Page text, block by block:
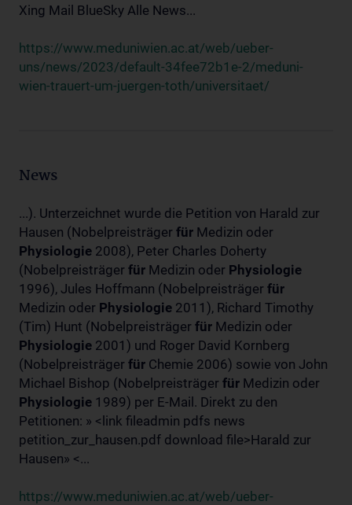
Xing Mail BlueSky Alle News...
https://www.meduniwien.ac.at/web/ueber-
uns/news/2023/default-34fee72b1e-2/meduni-
wien-trauert-um-juergen-toth/universitaet/
News
...). Unterzeichnet wurde die Petition von Harald zur
Hausen (Nobelpreisträger für Medizin oder
Physiologie 2008), Peter Charles Doherty
(Nobelpreisträger für Medizin oder Physiologie
1996), Jules Hoffmann (Nobelpreisträger für
Medizin oder Physiologie 2011), Richard Timothy
(Tim) Hunt (Nobelpreisträger für Medizin oder
Physiologie 2001) und Roger David Kornberg
(Nobelpreisträger für Chemie 2006) sowie von John
Michael Bishop (Nobelpreisträger für Medizin oder
Physiologie 1989) per E-Mail. Direkt zu den
Petitionen: » <link fileadmin pdfs news
petition_zur_hausen.pdf download file>Harald zur
Hausen» <...
https://www.meduniwien.ac.at/web/ueber-